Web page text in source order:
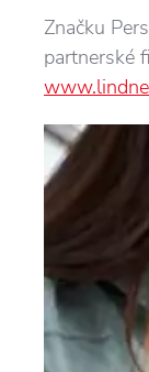
Značku
partnerské